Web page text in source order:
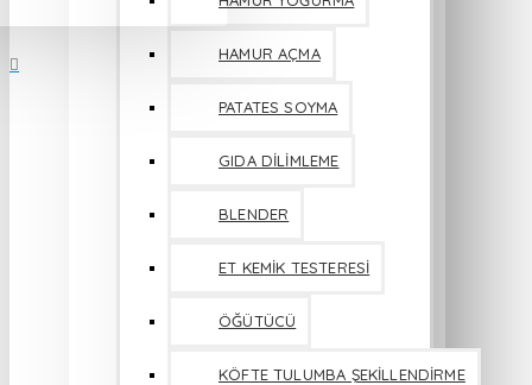
HAMUR AÇMA
PATATES SOYMA
GIDA DİLİMLEME
BLENDER
ET KEMİK TESTERESİ
ÖĞÜTÜCÜ
KÖFTE TULUMBA ŞEKİLLENDİRME